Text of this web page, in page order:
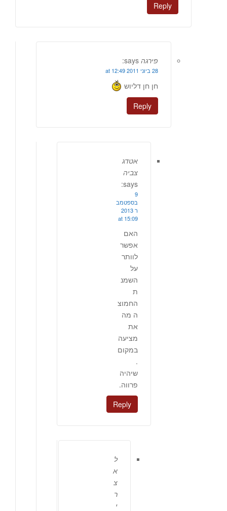
Reply
פירגה says:
28 ביוני 2011 at 12:49
חן חן דליוש
Reply
אטדג
צביה
says:
9
בספטמב
ר 2013
at 15:09
האם
אפשר
לוותר
על
השמנ
ת
החמוצ
ה מה
את
מציעה
במקום
.
שיהיה
פרווה.
Reply
ל
א
צ
ר
י